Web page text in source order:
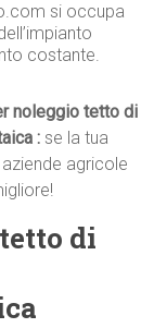
si occupa
costante.
noleggio tetto di
: se la tua
agricole
di